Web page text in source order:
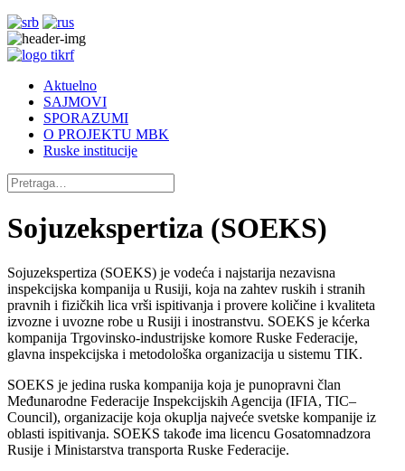
Aktuelno
SAJMOVI
SPORAZUMI
O PROJEKTU MBK
Ruske institucije
Sojuzekspertiza (SOEKS)
Sojuzekspertiza (SOEKS) je vodeća i najstarija nezavisna
inspekcijska kompanija u Rusiji, koja na zahtev ruskih i stranih
pravnih i fizičkih lica vrši ispitivanja i provere količine i kvaliteta
izvozne i uvozne robe u Rusiji i inostranstvu. SOEKS je kćerka
kompanija Trgovinsko-industrijske komore Ruske Federacije,
glavna inspekcijska i metodološka organizacija u sistemu TIK.
SOEKS je jedina ruska kompanija koja je punopravni član
Međunarodne Federacije Inspekcijskih Agencija (IFIA, TIC–
Council), organizacije koja okuplja najveće svetske kompanije iz
oblasti ispitivanja. SOEKS takođe ima licencu Gosatomnadzora
Rusije i Ministarstva transporta Ruske Federacije.